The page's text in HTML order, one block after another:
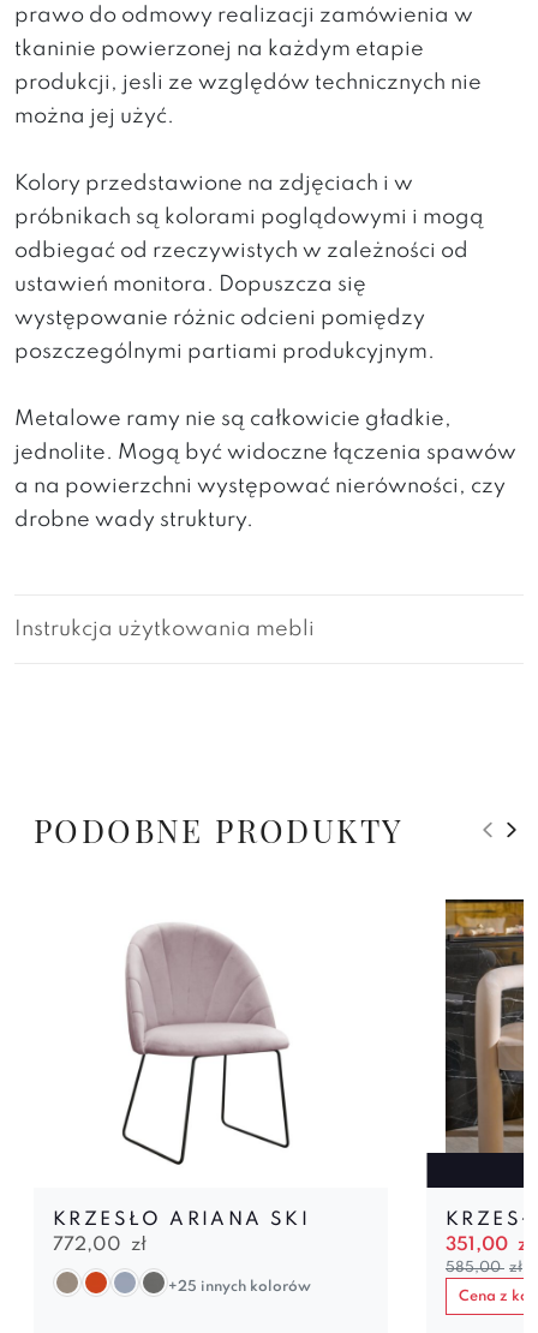
prawo do odmowy realizacji zamówienia w
tkaninie powierzonej na każdym etapie
produkcji, jesli ze względów technicznych nie
można jej użyć.
Kolory przedstawione na zdjęciach i w
próbnikach są kolorami poglądowymi i mogą
odbiegać od rzeczywistych w zależności od
ustawień monitora. Dopuszcza się
występowanie różnic odcieni pomiędzy
poszczególnymi partiami produkcyjnym.
Metalowe ramy nie są całkowicie gładkie,
jednolite. Mogą być widoczne łączenia spawów
a na powierzchni występować nierówności, czy
drobne wady struktury.
Instrukcja użytkowania mebli
PODOBNE PRODUKTY
KRZESŁO ARIANA SKI
772,00 zł
+25 innych kolorów
351,00 zł
585,00 zł
Cena z